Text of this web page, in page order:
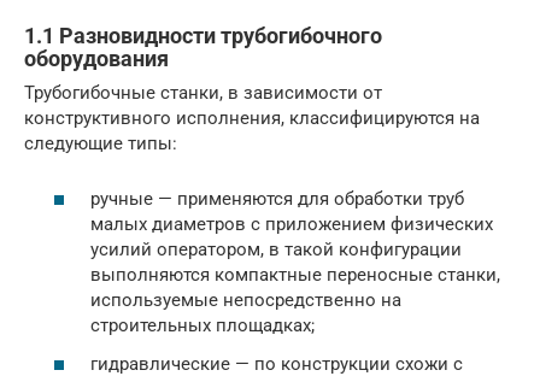
1.1 Разновидности трубогибочного
оборудования
Трубогибочные станки, в зависимости от
конструктивного исполнения, классифицируются на
следующие типы:
ручные — применяются для обработки труб
малых диаметров с приложением физических
усилий оператором, в такой конфигурации
выполняются компактные переносные станки,
используемые непосредственно на
строительных площадках;
гидравлические — по конструкции схожи с